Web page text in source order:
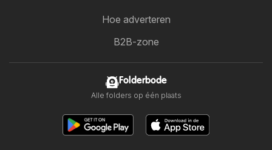
Hoe adverteren
B2B-zone
Folderbode
Alle folders op één plaats